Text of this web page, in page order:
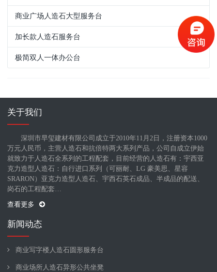
商业广场人造石大型服务台
加长款人造石服务台
极简双人一体办公台
关于我们
深圳市早玺建材有限公司成立于2010年11月2日，注册资本1000
万元人民币，主营人造石和抗倍特两大系列产品，公司自成立伊始
就致力于人造石全系列的工程配套，目前经营的人造石有：宇西亚
克力造型人造石：自行进口系列（可丽耐、LG 豪美思、星容
SRARON）亚克力造型人造石、宇西石英石成品、半成品的配送、
岗石的工程配套…
查看更多
新闻动态
商业写字楼人造石圆形服务台
商业场所人造石异形公共坐凳